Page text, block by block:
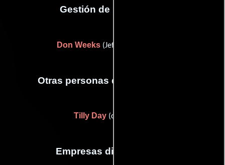
Gestión de producción
Don Weeks(Jefe de producción)
Otras personas que participaron
Tilly Day(continuidad)
Empresas distribuidoras